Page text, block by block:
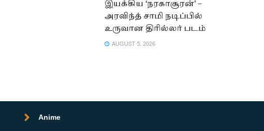
இயக்கிய ‘நரகாசூரன்’ –
அரவிந்த் சாமி நடிப்பில்
உருவான திரில்லர் படம்
AUGUST 5, 2026
Anime